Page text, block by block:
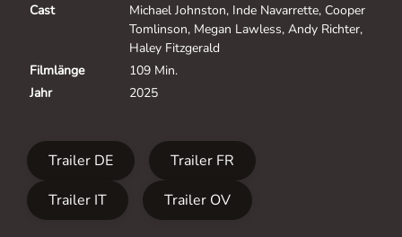
Cast
Michael Johnston, Inde Navarrette, Cooper
Tomlinson, Megan Lawless, Andy Richter,
Haley Fitzgerald
Filmlänge
109 Min.
Jahr
2025
Trailer DE
Trailer FR
Trailer IT
Trailer OV